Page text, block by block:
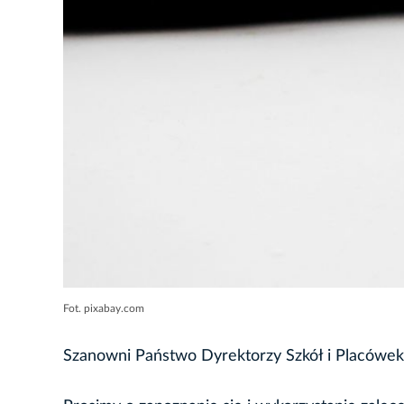
Fot. pixabay.com
Szanowni Państwo Dyrektorzy Szkół i